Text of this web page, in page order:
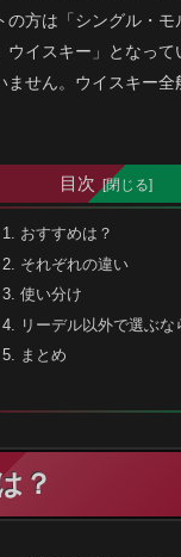
の方は「シングル・
ウイスキー」となっ
ません。ウイスキー
目次
おすすめは？
それぞれの違い
使い分け
リーデル以外で選ぶな
まとめ
？